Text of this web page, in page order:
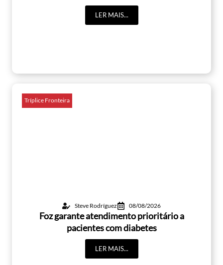
LER MAIS...
Tríplice Fronteira
Steve Rodríguez 08/08/2026
Foz garante atendimento prioritário a
pacientes com diabetes
LER MAIS...